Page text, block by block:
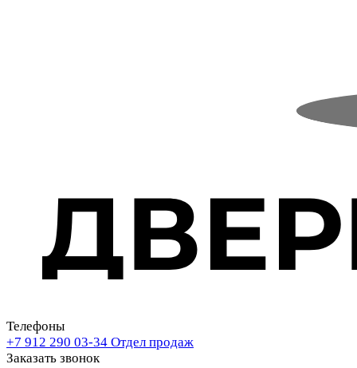
Телефоны
+7 912 290 03-34 Отдел продаж
Заказать звонок